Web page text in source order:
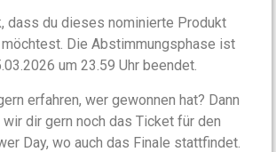
dass du dieses nominierte Produkt
Die Abstimmungsphase ist
um 23.59 Uhr beendet.
erfahren, wer gewonnen hat? Dann
wir dir gern noch das Ticket für den
Day, wo auch das Finale stattfindet.